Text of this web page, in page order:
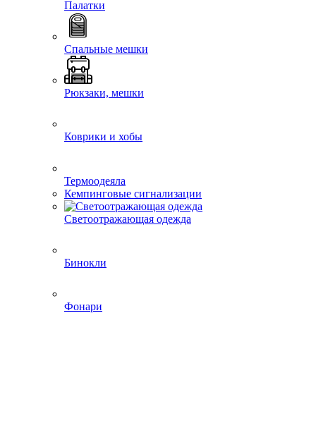
Палатки
Спальные мешки
Рюкзаки, мешки
Коврики и хобы
Термоодеяла
Кемпинговые сигнализации
Светоотражающая одежда
Бинокли
Фонари